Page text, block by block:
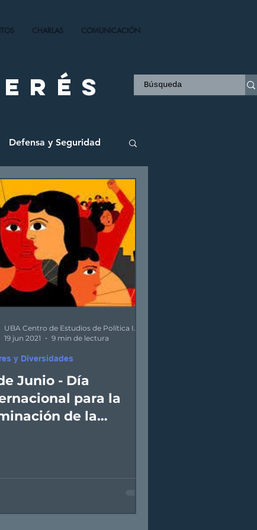
CHARLAS COMUNICACIÓN
Defensa y Seguridad
Junio - Día
para la
de la
y Diversidades
UBA Centro de Estudios de Política Internacional
19 jun 2021
9 min de lectura